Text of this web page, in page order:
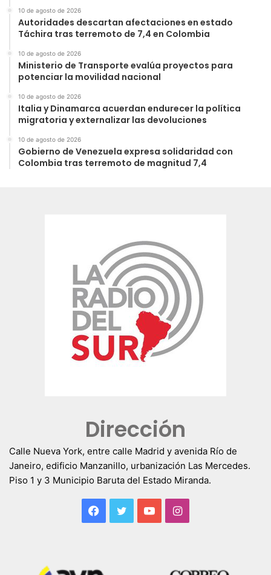
10 de agosto de 2026
Autoridades descartan afectaciones en estado
Táchira tras terremoto de 7,4 en Colombia
10 de agosto de 2026
Ministerio de Transporte evalúa proyectos para
potenciar la movilidad nacional
10 de agosto de 2026
Italia y Dinamarca acuerdan endurecer la política
migratoria y externalizar las devoluciones
10 de agosto de 2026
Gobierno de Venezuela expresa solidaridad con
Colombia tras terremoto de magnitud 7,4
Dirección
Calle Nueva York, entre calle Madrid y avenida Río de
Janeiro, edificio Manzanillo, urbanización Las Mercedes.
Piso 1 y 3 Municipio Baruta del Estado Miranda.
Facebook
TwitterYouTubeInstagram